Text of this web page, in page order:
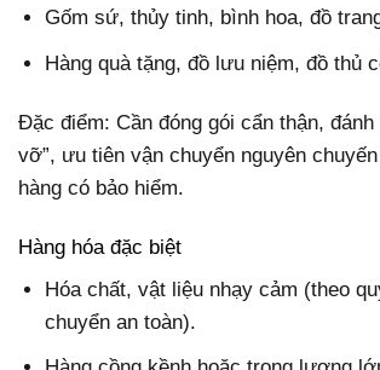
Gốm sứ, thủy tinh, bình hoa, đồ
Hàng quà tặng, đồ lưu niệm, đồ thủ
Đặc điểm: Cần đóng gói cẩn thận, đánh
vỡ”, ưu tiên vận chuyển nguyên
hàng có bảo hiểm.
Hàng hóa đặc biệt
Hóa chất, vật liệu nhạy cảm (theo
chuyển an toàn).